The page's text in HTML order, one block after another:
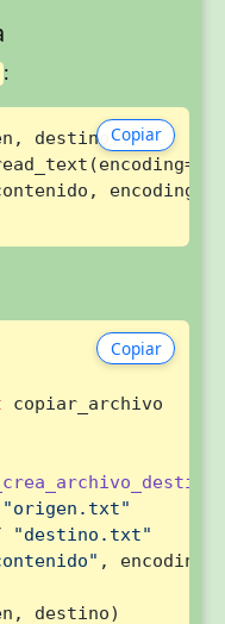
:
Copiar
destino ):
encoding=
Copiar
copiar_archivo
"origen.txt"
"destino.txt"
, encoding=
destino)